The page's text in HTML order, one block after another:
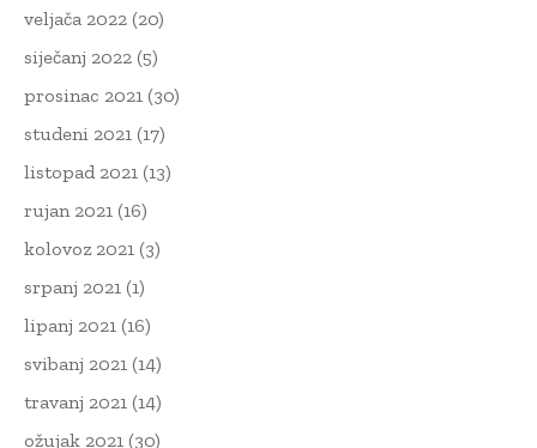
veljača 2022 (20)
siječanj 2022 (5)
prosinac 2021 (30)
studeni 2021 (17)
listopad 2021 (13)
rujan 2021 (16)
kolovoz 2021 (3)
srpanj 2021 (1)
lipanj 2021 (16)
svibanj 2021 (14)
travanj 2021 (14)
ožujak 2021 (30)